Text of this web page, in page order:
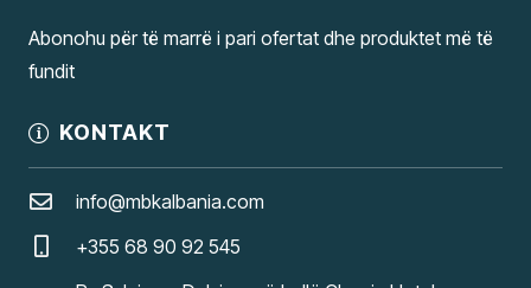
Abonohu për të marrë i pari ofertat dhe produktet më të
fundit
KONTAKT
info@mbkalbania.com
+355 68 90 92 545